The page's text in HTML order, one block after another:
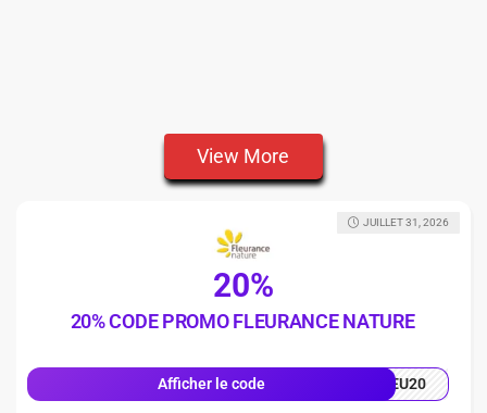
View More
20%
20% CODE PROMO FLEURANCE NATURE
JUILLET 31, 2026
Afficher le code EU20